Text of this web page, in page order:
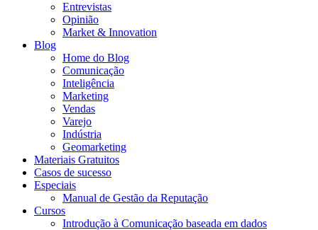
Entrevistas
Opinião
Market & Innovation
Blog
Home do Blog
Comunicação
Inteligência
Marketing
Vendas
Varejo
Indústria
Geomarketing
Materiais Gratuitos
Casos de sucesso
Especiais
Manual de Gestão da Reputação
Cursos
Introdução à Comunicação baseada em dados